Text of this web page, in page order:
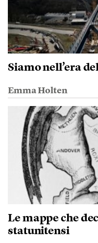
Siamo nell’era
Emma Holten
Le mappe che
statunitensi